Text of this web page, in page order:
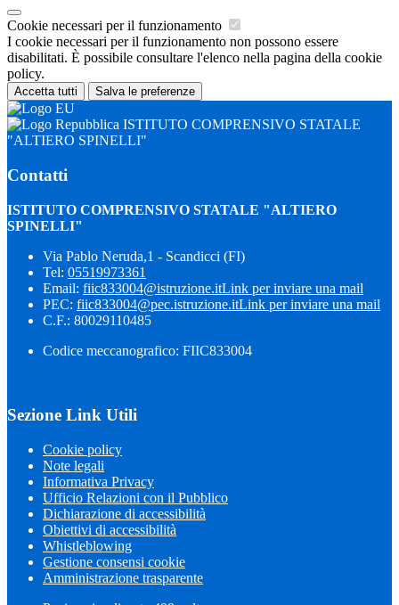
Cookie necessari per il funzionamento
I cookie necessari per il funzionamento non possono essere
disabilitati. È possibile consultare l'elenco nella pagina della cookie
policy.
Accetta tutti Salva le preferenze
ISTITUTO COMPRENSIVO STATALE
"ALTIERO SPINELLI"
Contatti
ISTITUTO COMPRENSIVO STATALE "ALTIERO
SPINELLI"
Via Pablo Neruda,1 - Scandicci (FI)
Tel: 05519973361
Email: fiic833004@istruzione.itLink per inviare una mail
PEC: fiic833004@pec.istruzione.itLink per inviare una mail
C.F.: 80029110485
Codice meccanografico: FIIC833004
Sezione Link Utili
Cookie policy
Note legali
Informativa Privacy
Ufficio Relazioni con il Pubblico
Dichiarazione di accessibilità
Obiettivi di accessibilità
Whistleblowing
Gestione consensi cookie
Amministrazione trasparente